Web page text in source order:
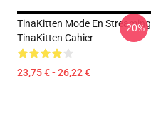
TinaKitten Mode En Streaming
TinaKitten Cahier
23,75 € - 26,22 €
-20%